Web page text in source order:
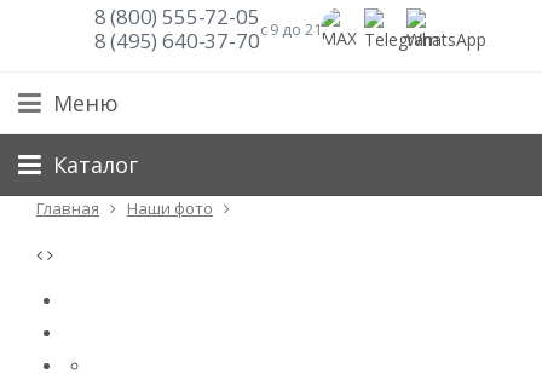
8 (800) 555-72-05
8 (495) 640-37-70с 9 до 21
Меню
Каталог
Главная Наши фото